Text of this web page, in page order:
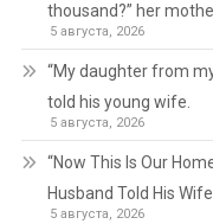
thousand?” her
5 августа, 2026
“My daughter from
told his young wife.
5 августа, 2026
“Now This Is Our
Husband Told His
5 августа, 2026